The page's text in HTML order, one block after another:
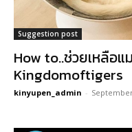
Suggestion post
How to..ช่วยเหลือ
Kingdomoftigers
kinyupen_admin -